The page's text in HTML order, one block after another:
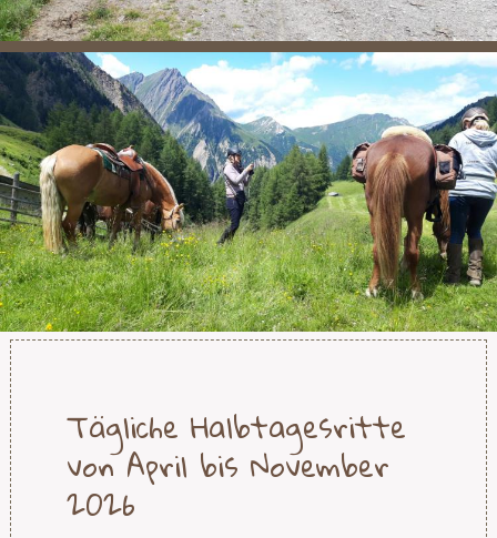
Tägliche Halbtagesritte
von April bis November
2026